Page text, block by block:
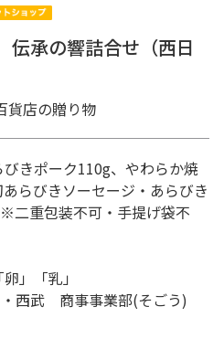
承の響詰合せ（西日
店の贈り物
きポーク110g、やわらか焼
らびきソーセージ・あらびき
重包装不可・手提げ袋不
」「乳」
西武 商事事業部(そごう)